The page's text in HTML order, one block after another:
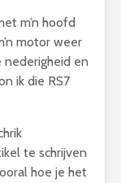
m’n hoofd
motor weer
en
ik die RS7
te schrijven
hoe je het